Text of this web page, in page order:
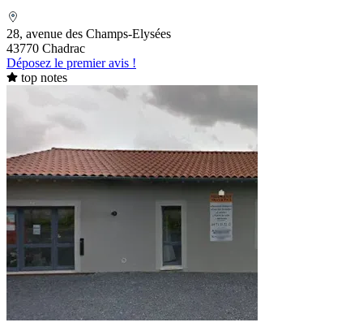
28, avenue des Champs-Elysées
43770 Chadrac
Déposez le premier avis !
top notes